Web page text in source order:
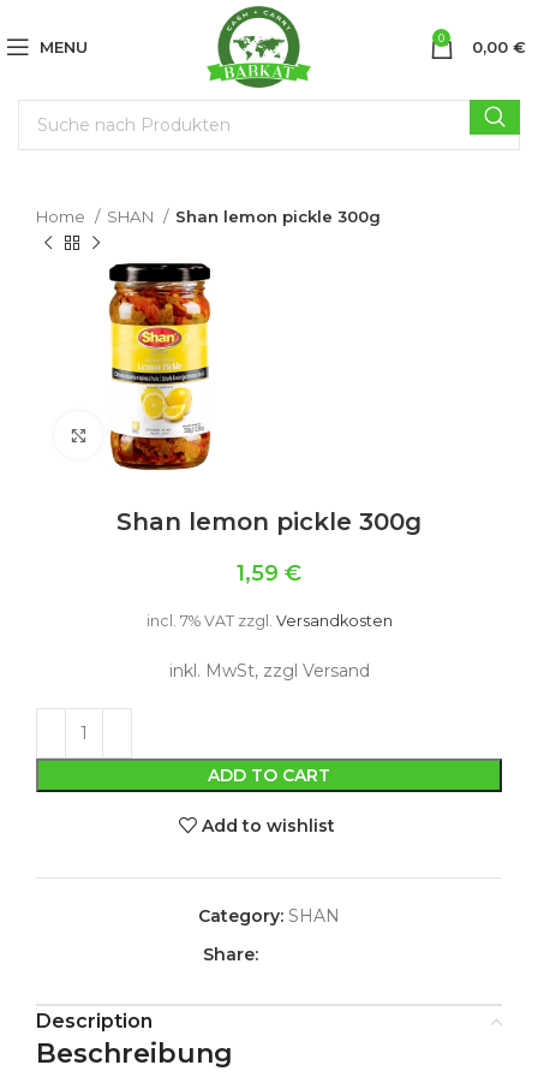
MENU 0 0,00 €
Home SHAN Shan lemon pickle 300g
Click to enlarge
Shan lemon pickle 300g
1,59 €
incl. 7% VAT zzgl. Versandkosten
inkl. MwSt, zzgl Versand
ADD TO CART
Add to wishlist
Category: SHAN
Share:
Description
Beschreibung